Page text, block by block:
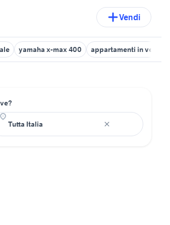
Vendi
yamaha x-max 400 appartamenti in vendita